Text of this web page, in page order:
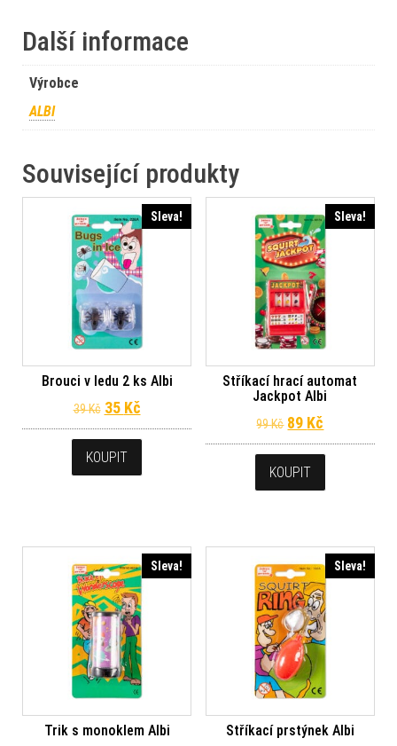
Další informace
Výrobce
ALBI
Související produkty
Sleva!
Brouci v ledu 2 ks Albi
39Kč Původní cena byla: 39 Kč.
35 KčAktuální cena je: 35 Kč.
KOUPIT
Sleva!
Stříkací hrací automat
Jackpot Albi
99Kč Původní cena
89 Kč
KOUPIT
Sleva!
Trik s monoklem Albi
Sleva!
Stříkací prstýnek Albi